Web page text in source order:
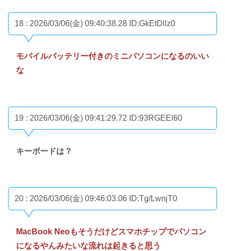
18 : 2026/03/06(金) 09:40:38.28 ID:GkEtDllz0
モバイルバッテリー付きのミニパソコンになるのいい
な
19 : 2026/03/06(金) 09:41:29.72 ID:93RGEEl60
キーボードは？
20 : 2026/03/06(金) 09:46:03.06 ID:Tg/LwnjT0
MacBook Neoもそうだけどスマホチップでパソコン
になるやんみたいな流れは起きると思う